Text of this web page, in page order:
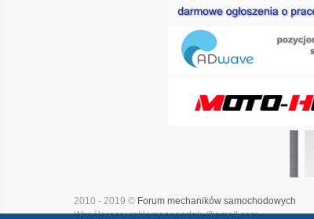
2010 - 2019 © Forum mechaników samochodowych
Współpraca: reklamanaportalu@gmail.com